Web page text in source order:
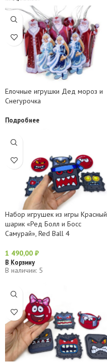
Елочные игрушки Дед мороз и
Снегурочка
Подробнее
Набор игрушек из игры Красный
шарик «Ред Болл и Босс
Самурай», Red Ball 4
1 490,00 ₽
В Корзину
В наличии: 5